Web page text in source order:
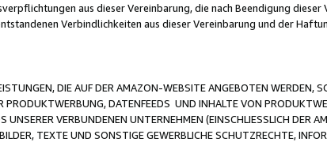
aus dieser Vereinbarung, die nach Beendigung
Verbindlichkeiten aus dieser Vereinbarung und der
DIE AUF DER AMAZON-WEBSITE ANGEBOTEN WERDEN,
DATENFEEDS UND INHALTE VON
VERBUNDENEN UNTERNEHMEN (EINSCHLIESSLICH DER
TEXTE UND SONSTIGE GEWERBLICHE SCHUTZRECHTE,